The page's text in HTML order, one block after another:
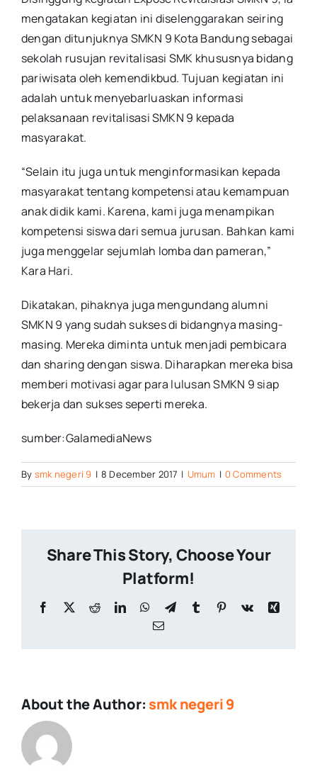
mengatakan kegiatan ini diselenggarakan seiring
dengan ditunjuknya SMKN 9 Kota Bandung sebagai
sekolah rusujan revitalisasi SMK khususnya bidang
pariwisata oleh kemendikbud. Tujuan kegiatan ini
adalah untuk menyebarluaskan informasi
pelaksanaan revitalisasi SMKN 9 kepada
masyarakat.
“Selain itu juga untuk menginformasikan kepada
masyarakat tentang kompetensi atau kemampuan
anak didik kami. Karena, kami juga menampikan
kompetensi siswa dari semua jurusan. Bahkan kami
juga menggelar sejumlah lomba dan pameran,”
Kara Hari.
Dikatakan, pihaknya juga mengundang alumni
SMKN 9 yang sudah sukses di bidangnya masing-
masing. Mereka diminta untuk menjadi pembicara
dan sharing dengan siswa. Diharapkan mereka bisa
memberi motivasi agar para lulusan SMKN 9 siap
bekerja dan sukses seperti mereka.
sumber:GalamediaNews
By smk negeri 9 | 8 December 2017 | Umum | 0 Comments
Share This Story, Choose Your
Platform!
Facebook
X RedditLinkedInWhatsApp
TelegramTumblr Pinterest
Vk
Xing
Email
About the Author: smk negeri 9